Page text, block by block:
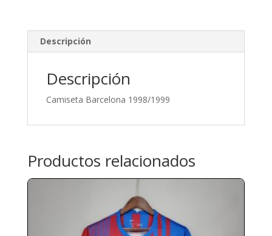
Descripción
Descripción
Camiseta Barcelona 1998/1999
Productos relacionados